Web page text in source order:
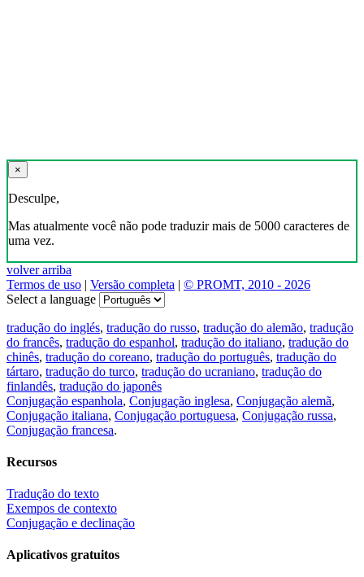
×
Desculpe,
Mas atualmente você não pode traduzir mais de 5000 caracteres de
uma vez.
volver arriba
Termos de uso | Versão completa | © PROMT, 2010 - 2026
Select a language
tradução do inglés, tradução do russo, tradução do alemão, tradução
do francês, tradução do espanhol, tradução do italiano, tradução do
chinês, tradução do coreano, tradução do português, tradução do
tártaro, tradução do turco, tradução do ucraniano, tradução do
finlandês, tradução do japonês
Conjugação espanhola, Conjugação inglesa, Conjugação alemã,
Conjugação italiana, Conjugação portuguesa, Conjugação russa,
Conjugação francesa.
Recursos
Tradução do texto
Exempos de contexto
Conjugação e declinação
Aplicativos gratuitos